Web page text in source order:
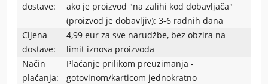
dostave:
ako je proizvod "na zalihi kod dobavljača"
(proizvod je dobavljiv): 3-6 radnih dana
Cijena
dostave:
4,99 eur za sve narudžbe, bez obzira na
limit iznosa proizvoda
Način
plaćanja:
Plaćanje prilikom preuzimanja -
gotovinom/karticom jednokratno